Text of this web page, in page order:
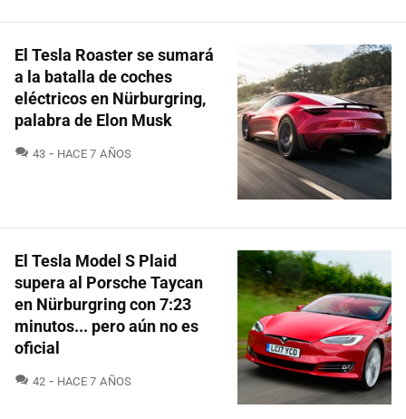
El Tesla Roaster se sumará
a la batalla de coches
eléctricos en Nürburgring,
palabra de Elon Musk
43 COMENTARIOS
HACE 7 AÑOS
El Tesla Model S Plaid
supera al Porsche Taycan
en Nürburgring con 7:23
minutos... pero aún no es
oficial
42 COMENTARIOS
HACE 7 AÑOS